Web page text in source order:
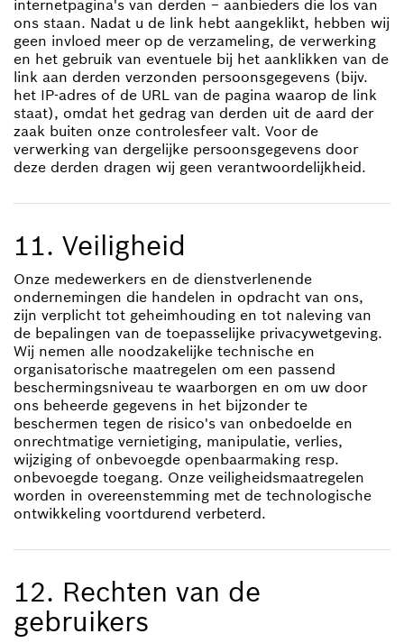
internetpagina's van derden − aanbieders die los van
ons staan. Nadat u de link hebt aangeklikt, hebben wij
geen invloed meer op de verzameling, de verwerking
en het gebruik van eventuele bij het aanklikken van de
link aan derden verzonden persoonsgegevens (bijv.
het IP-adres of de URL van de pagina waarop de link
staat), omdat het gedrag van derden uit de aard der
zaak buiten onze controlesfeer valt. Voor de
verwerking van dergelijke persoonsgegevens door
deze derden dragen wij geen verantwoordelijkheid.
11. Veiligheid
Onze medewerkers en de dienstverlenende
ondernemingen die handelen in opdracht van ons,
zijn verplicht tot geheimhouding en tot naleving van
de bepalingen van de toepasselijke privacywetgeving.
Wij nemen alle noodzakelijke technische en
organisatorische maatregelen om een passend
beschermingsniveau te waarborgen en om uw door
ons beheerde gegevens in het bijzonder te
beschermen tegen de risico's van onbedoelde en
onrechtmatige vernietiging, manipulatie, verlies,
wijziging of onbevoegde openbaarmaking resp.
onbevoegde toegang. Onze veiligheidsmaatregelen
worden in overeenstemming met de technologische
ontwikkeling voortdurend verbeterd.
12. Rechten van de
gebruikers